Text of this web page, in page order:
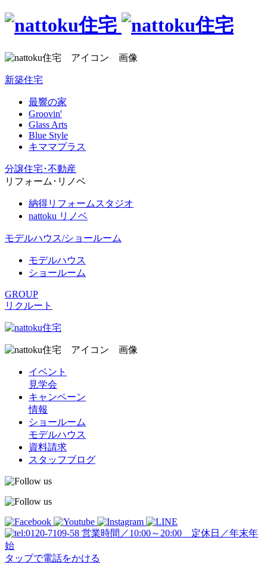
新築住宅
最響の家
Groovin'
Glass Arts
Blue Style
キママプラス
分譲住宅･不動産
リフォーム･リノベ
納得リフォームスタジオ
nattoku リノベ
モデルハウス/ショールーム
モデルハウス
ショールーム
GROUP
リクルート
イベント
見学会
キャンペーン
情報
ショールーム
モデルハウス
資料請求
スタッフブログ
営業時間／10:00～20:00 定休日／年末年
始
タップで電話をかける